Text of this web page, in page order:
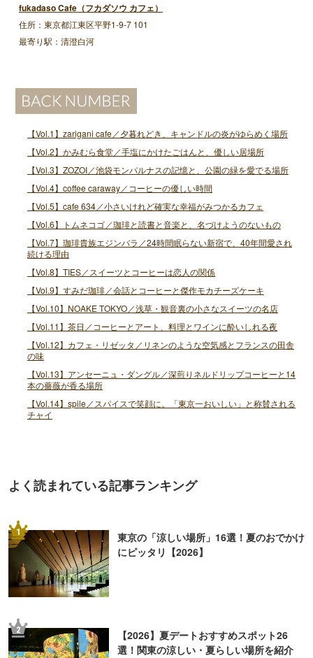
fukadaso Cafe（フカダソウ カフェ）
住所：東京都江東区平野1-9-7 101
最寄り駅：清澄白河
【Vol.1】zarigani cafe／夕暮れどき、キャンドルの炎がゆらめく場所
【Vol.2】かみむら食堂／手塩にかけたごはんと、優しい居場所
【Vol.3】ZOZOI／池袋モンパルナスの記憶と、公園の緑を愛でる場所
【Vol.4】coffee caraway／コーヒーの優しい時間
【Vol.5】cafe 634／小さいけれど確実な幸福がみつかるカフェ
【Vol.6】トムネコゴ／珈琲と読書と音楽と、名づけようのないもの
【Vol.7】珈琲貴族エジンバラ／24時間眠らない新宿で、40年間愛され
続ける理由
【Vol.8】TIES／スイーツとコーヒーは恋人の関係
【Vol.9】すみだ珈琲／会話とコーヒーと傑作モカチーズケーキ
【Vol.10】NOAKE TOKYO／浅草・観音裏の小さなスイーツの名店
【Vol.11】茶日／コーヒーとアート、料理とワインに酔いしれる夜
【Vol.12】カフェ・リゼッタ／リネンのような空気感とフランスの田舎
の味
【Vol.13】アンセーニュ・ダングル／深煎りネルドリップコーヒーと14
本の薔薇が香る場所
【Vol.14】spile／スパイスで笑顔に。「東京一おいしい」と称賛される
チャイ
よく読まれている記事ランキング
1
東京の「涼しい場所」16選！夏のおでかけ
にピッタリ【2026】
2
【2026】夏デートおすすめスポット26
選！関東の涼しい・夏らしい場所を紹介